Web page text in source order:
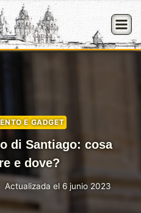
E GADGET
di Santiago: cosa
e dove?
Actualizada el 6 junio 2023